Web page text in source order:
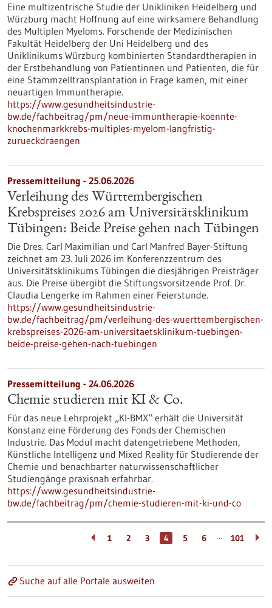
Eine multizentrische Studie der Unikliniken Heidelberg und
Würzburg macht Hoffnung auf eine wirksamere Behandlung
des Multiplen Myeloms. Forschende der Medizinischen
Fakultät Heidelberg der Uni Heidelberg und des
Uniklinikums Würzburg kombinierten Standardtherapien in
der Erstbehandlung von Patientinnen und Patienten, die für
eine Stammzelltransplantation in Frage kamen, mit einer
neuartigen Immuntherapie.
https://www.gesundheitsindustrie-
bw.de/fachbeitrag/pm/neue-immuntherapie-koennte-
knochenmarkkrebs-multiples-myelom-langfristig-
zurueckdraengen
Pressemitteilung - 25.06.2026
Verleihung des Württembergischen
Krebspreises 2026 am Universitätsklinikum
Tübingen: Beide Preise gehen nach Tübingen
Die Dres. Carl Maximilian und Carl Manfred Bayer-Stiftung
zeichnet am 23. Juli 2026 im Konferenzzentrum des
Universitätsklinikums Tübingen die diesjährigen Preisträger
aus. Die Preise übergibt die Stiftungsvorsitzende Prof. Dr.
Claudia Lengerke im Rahmen einer Feierstunde.
https://www.gesundheitsindustrie-
bw.de/fachbeitrag/pm/verleihung-des-wuerttembergischen-
krebspreises-2026-am-universitaetsklinikum-tuebingen-
beide-preise-gehen-nach-tuebingen
Pressemitteilung - 24.06.2026
Chemie studieren mit KI & Co.
Für das neue Lehrprojekt „KI-BMX“ erhält die Universität
Konstanz eine Förderung des Fonds der Chemischen
Industrie. Das Modul macht datengetriebene Methoden,
Künstliche Intelligenz und Mixed Reality für Studierende der
Chemie und benachbarter naturwissenschaftlicher
Studiengänge praxisnah erfahrbar.
https://www.gesundheitsindustrie-
bw.de/fachbeitrag/pm/chemie-studieren-mit-ki-und-co
1 2 3 4 5 6 … 101
Suche auf alle Portale ausweiten